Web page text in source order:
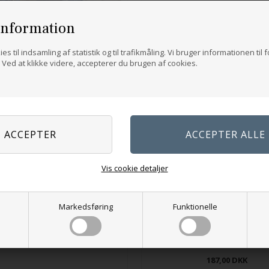
til indsamling af statistik og til trafikmåling. Vi bruger informationen til
at klikke videre, accepterer du brugen af cookies.
Markedsføring Funktionelle
Vis cookie detaljer
84,00DKK
Sarahs strømpe - Ingen bliver
187,00 DKK